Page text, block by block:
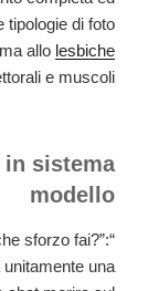
tipologie di foto
allo lesbiche
e muscoli.
in sistema
modello
sforzo fai?”:
una